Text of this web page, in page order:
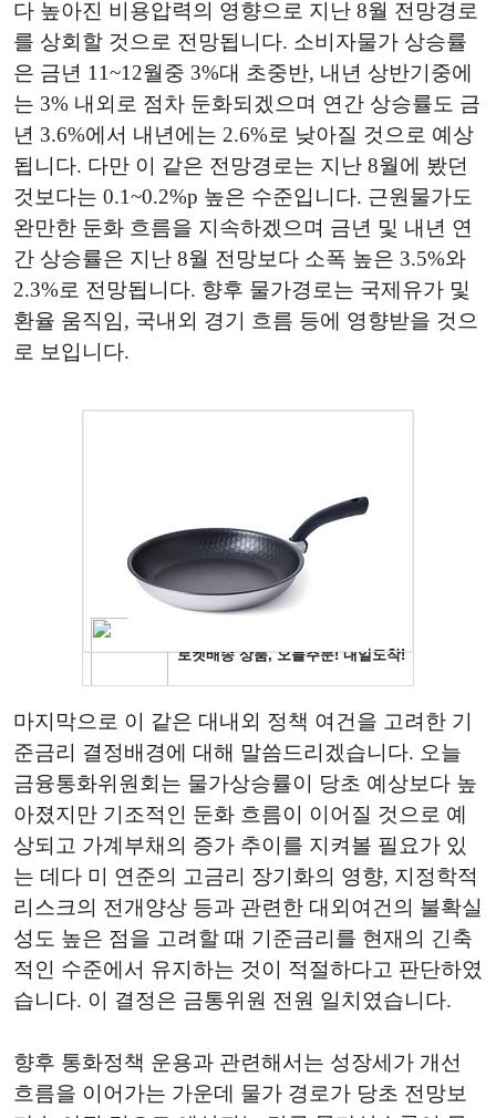
다 높아진 비용압력의 영향으로 지난 8월 전망경로
를 상회할 것으로 전망됩니다. 소비자물가 상승률
은 금년 11~12월중 3%대 초중반, 내년 상반기중에
는 3% 내외로 점차 둔화되겠으며 연간 상승률도 금
년 3.6%에서 내년에는 2.6%로 낮아질 것으로 예상
됩니다. 다만 이 같은 전망경로는 지난 8월에 봤던
것보다는 0.1~0.2%p 높은 수준입니다. 근원물가도
완만한 둔화 흐름을 지속하겠으며 금년 및 내년 연
간 상승률은 지난 8월 전망보다 소폭 높은 3.5%와
2.3%로 전망됩니다. 향후 물가경로는 국제유가 및
환율 움직임, 국내외 경기 흐름 등에 영향받을 것으
로 보입니다.
마지막으로 이 같은 대내외 정책 여건을 고려한 기
준금리 결정배경에 대해 말씀드리겠습니다. 오늘
금융통화위원회는 물가상승률이 당초 예상보다 높
아졌지만 기조적인 둔화 흐름이 이어질 것으로 예
상되고 가계부채의 증가 추이를 지켜볼 필요가 있
는 데다 미 연준의 고금리 장기화의 영향, 지정학적
리스크의 전개양상 등과 관련한 대외여건의 불확실
성도 높은 점을 고려할 때 기준금리를 현재의 긴축
적인 수준에서 유지하는 것이 적절하다고 판단하였
습니다. 이 결정은 금통위원 전원 일치였습니다.
향후 통화정책 운용과 관련해서는 성장세가 개선
흐름을 이어가는 가운데 물가 경로가 당초 전망보